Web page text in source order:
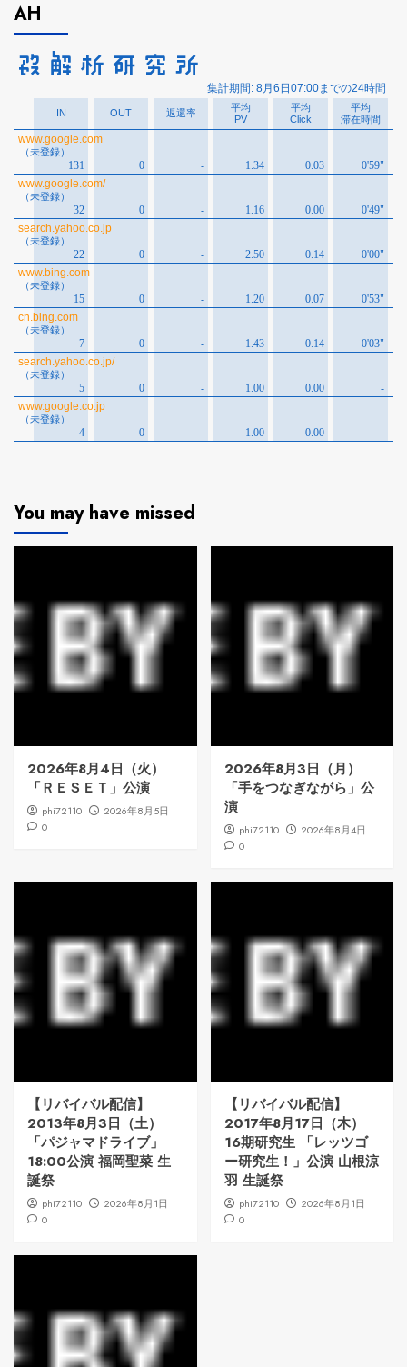
AH
You may have missed
2026年8月4日（火）
「ＲＥＳＥＴ」公演
phi72110
2026年8月5日
0
2026年8月3日（月）
「手をつなぎながら」公
演
phi72110
2026年8月4日
0
【リバイバル配信】
2013年8月3日（土）
「パジャマドライブ」
18:00公演 福岡聖菜 生
誕祭
phi72110
2026年8月1日
0
【リバイバル配信】
2017年8月17日（木）
16期研究生 「レッツゴ
ー研究生！」公演 山根涼
羽 生誕祭
phi72110
2026年8月1日
0